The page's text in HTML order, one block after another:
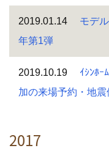
2019.01.14
モデ
年第1弾
2019.10.19
ｲｼﾝﾎｰ
加の来場予約・地
2017